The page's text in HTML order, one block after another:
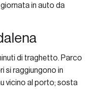
in auto da
di traghetto. Parco
si raggiungono in
vicino al porto; sosta